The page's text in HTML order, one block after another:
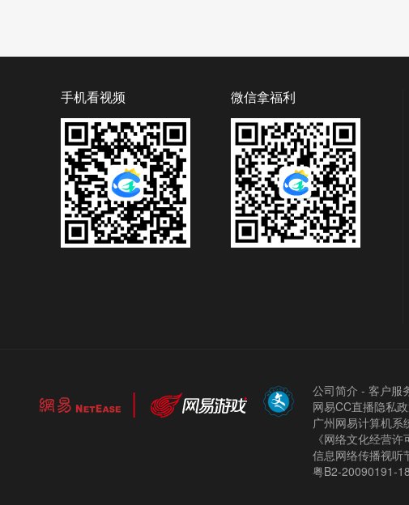
手机看视频 微信拿福利
公司简介 - 客户服
网易CC直播隐私
广州网易计算机
《网络文化经营
信息网络传播视听
粤B2-20090191-18